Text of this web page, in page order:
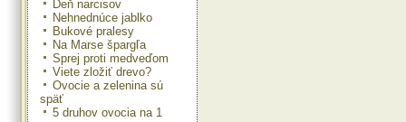
Deň narcisov
Nehnednúce jablko
Bukové pralesy
Na Marse špargľa
Sprej proti medveďom
Viete zložiť drevo?
Ovocie a zelenina sú
späť
5 druhov ovocia na 1